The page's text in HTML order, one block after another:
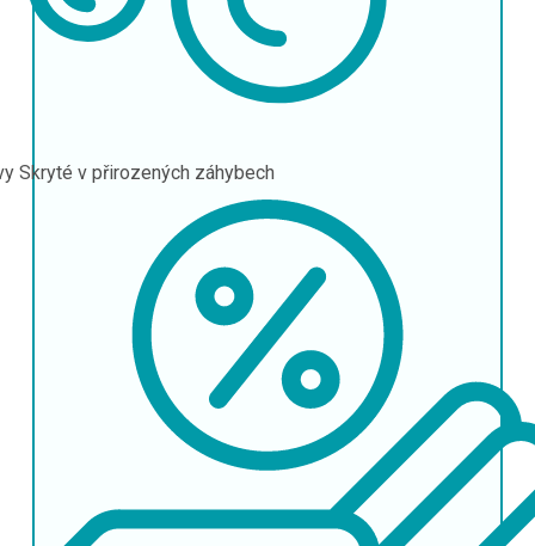
Skryté v přirozených záhybech